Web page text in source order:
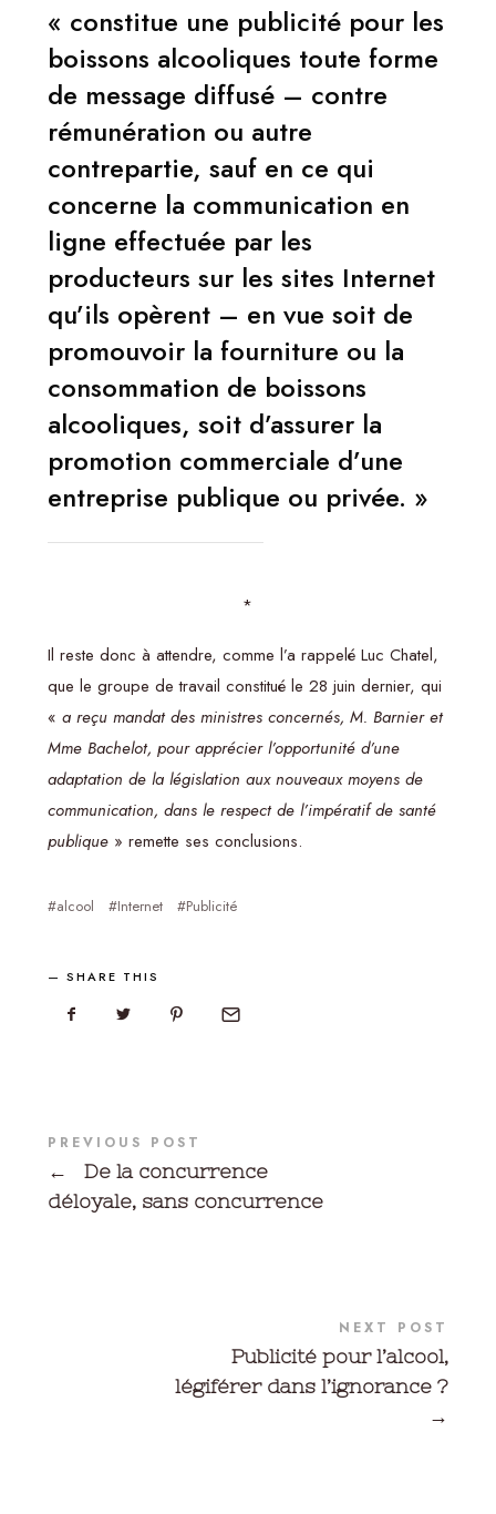
« constitue une publicité pour les
boissons alcooliques toute forme
de message diffusé – contre
rémunération ou autre
contrepartie, sauf en ce qui
concerne la communication en
ligne effectuée par les
producteurs sur les sites Internet
qu’ils opèrent – en vue soit de
promouvoir la fourniture ou la
consommation de boissons
alcooliques, soit d’assurer la
promotion commerciale d’une
entreprise publique ou privée. »
*
Il reste donc à attendre, comme l’a rappelé Luc Chatel,
que le groupe de travail constitué le 28 juin dernier, qui
« a reçu mandat des ministres concernés, M. Barnier et
Mme Bachelot, pour apprécier l’opportunité d’une
adaptation de la législation aux nouveaux moyens de
communication, dans le respect de l’impératif de santé
publique» remette ses conclusions.
alcool Internet Publicité
SHARE THIS
PREVIOUS POST
←
De la concurrence
déloyale, sans concurrence
NEXT POST
Publicité pour l’alcool,
légiférer dans l’ignorance ?
→